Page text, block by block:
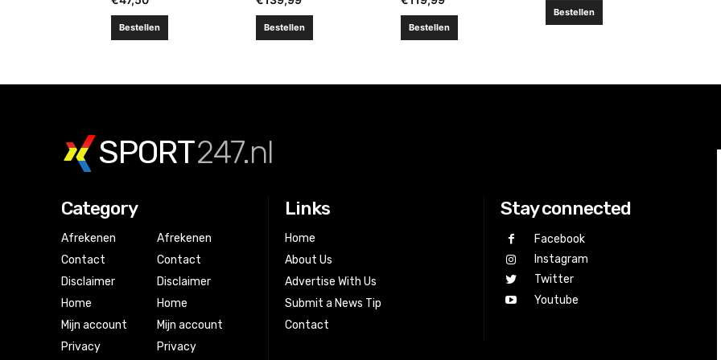
Bestellen Bestellen Bestellen
Bestellen
SPORT247.nl
Category
Afrekenen
Contact
Disclaimer
Home
Mijn account
Privacy
Afrekenen
Contact
Disclaimer
Home
Mijn account
Privacy
Links
Home
About Us
Advertise With Us
Submit a News Tip
Contact
Stay connected
Facebook
Instagram
Twitter
Youtube